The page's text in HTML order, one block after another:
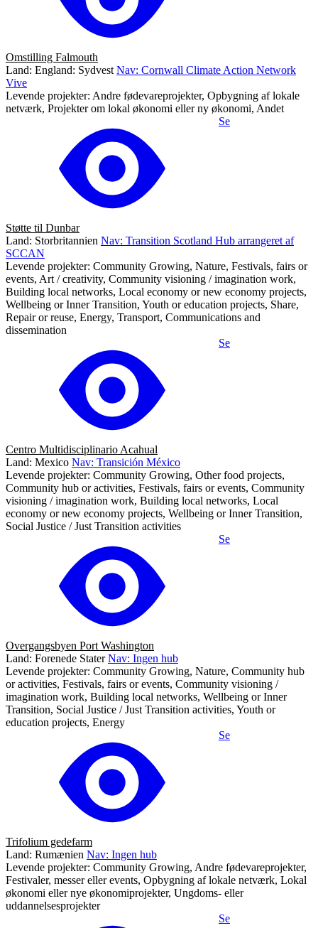
Omstilling Falmouth
Land: England: Sydvest Nav: Cornwall Climate Action Network
Vive
Levende projekter: Andre fødevareprojekter, Opbygning af lokale
netværk, Projekter om lokal økonomi eller ny økonomi, Andet
Se
Støtte til Dunbar
Land: Storbritannien Nav: Transition Scotland Hub arrangeret af
SCCAN
Levende projekter: Community Growing, Nature, Festivals, fairs or
events, Art / creativity, Community visioning / imagination work,
Building local networks, Local economy or new economy projects,
Wellbeing or Inner Transition, Youth or education projects, Share,
Repair or reuse, Energy, Transport, Communications and
dissemination
Se
Centro Multidisciplinario Acahual
Land: Mexico Nav: Transición México
Levende projekter: Community Growing, Other food projects,
Community hub or activities, Festivals, fairs or events, Community
visioning / imagination work, Building local networks, Local
economy or new economy projects, Wellbeing or Inner Transition,
Social Justice / Just Transition activities
Se
Overgangsbyen Port Washington
Land: Forenede Stater Nav: Ingen hub
Levende projekter: Community Growing, Nature, Community hub
or activities, Festivals, fairs or events, Community visioning /
imagination work, Building local networks, Wellbeing or Inner
Transition, Social Justice / Just Transition activities, Youth or
education projects, Energy
Se
Trifolium gedefarm
Land: Rumænien Nav: Ingen hub
Levende projekter: Community Growing, Andre fødevareprojekter,
Festivaler, messer eller events, Opbygning af lokale netværk, Lokal
økonomi eller nye økonomiprojekter, Ungdoms- eller
uddannelsesprojekter
Se